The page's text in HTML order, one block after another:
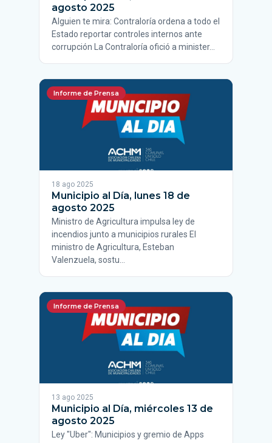
agosto 2025
Alguien te mira: Contraloría ordena a todo el
Estado reportar controles internos ante
corrupción La Contraloría ofició a minister…
Informe de Prensa
18 ago 2025
Municipio al Día, lunes 18 de
agosto 2025
Ministro de Agricultura impulsa ley de
incendios junto a municipios rurales El
ministro de Agricultura, Esteban
Valenzuela, sostu…
Informe de Prensa
13 ago 2025
Municipio al Día, miércoles 13 de
agosto 2025
Ley "Uber": Municipios y gremio de Apps